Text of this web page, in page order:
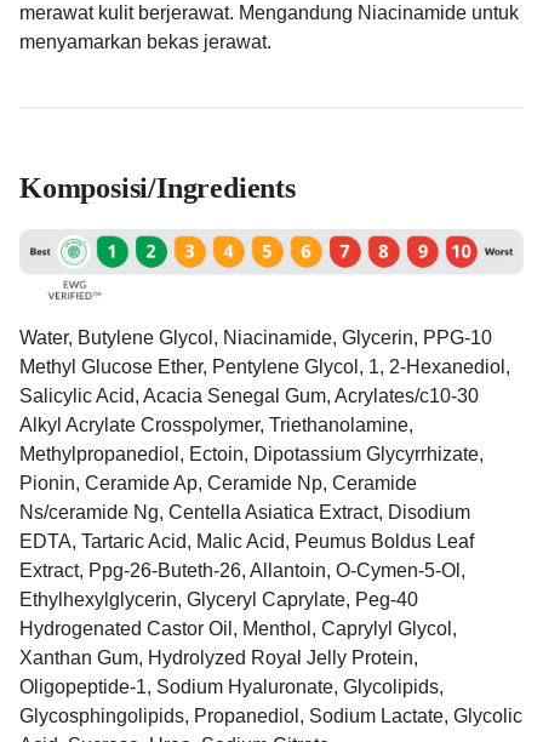
merawat kulit berjerawat. Mengandung Niacinamide untuk
menyamarkan bekas jerawat.
Komposisi/Ingredients
Water, Butylene Glycol, Niacinamide, Glycerin, PPG-10
Methyl Glucose Ether, Pentylene Glycol, 1, 2-Hexanediol,
Salicylic Acid, Acacia Senegal Gum, Acrylates/c10-30
Alkyl Acrylate Crosspolymer, Triethanolamine,
Methylpropanediol, Ectoin, Dipotassium Glycyrrhizate,
Pionin, Ceramide Ap, Ceramide Np, Ceramide
Ns/ceramide Ng, Centella Asiatica Extract, Disodium
EDTA, Tartaric Acid, Malic Acid, Peumus Boldus Leaf
Extract, Ppg-26-Buteth-26, Allantoin, O-Cymen-5-Ol,
Ethylhexylglycerin, Glyceryl Caprylate, Peg-40
Hydrogenated Castor Oil, Menthol, Caprylyl Glycol,
Xanthan Gum, Hydrolyzed Royal Jelly Protein,
Oligopeptide-1, Sodium Hyaluronate, Glycolipids,
Glycosphingolipids, Propanediol, Sodium Lactate, Glycolic